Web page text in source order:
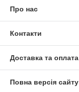
Про нас
Контакти
Доставка та оплата
Повна версія сайту